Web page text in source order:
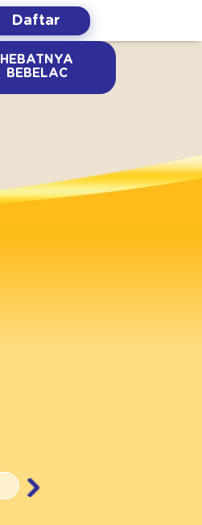
Daftar
HEBATNYA
BEBELAC